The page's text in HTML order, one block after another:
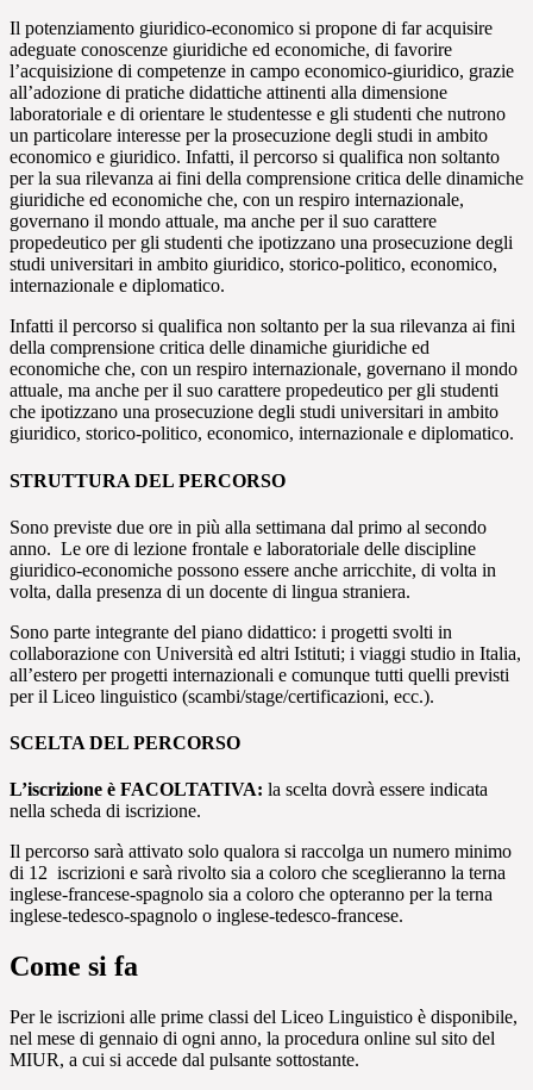
Il potenziamento giuridico-economico si propone di far acquisire
adeguate conoscenze giuridiche ed economiche, di favorire
l’acquisizione di competenze in campo economico-giuridico, grazie
all’adozione di pratiche didattiche attinenti alla dimensione
laboratoriale e di orientare le studentesse e gli studenti che nutrono
un particolare interesse per la prosecuzione degli studi in ambito
economico e giuridico. Infatti, il percorso si qualifica non soltanto
per la sua rilevanza ai fini della comprensione critica delle dinamiche
giuridiche ed economiche che, con un respiro internazionale,
governano il mondo attuale, ma anche per il suo carattere
propedeutico per gli studenti che ipotizzano una prosecuzione degli
studi universitari in ambito giuridico, storico-politico, economico,
internazionale e diplomatico.
Infatti il percorso si qualifica non soltanto per la sua rilevanza ai fini
della comprensione critica delle dinamiche giuridiche ed
economiche che, con un respiro internazionale, governano il mondo
attuale, ma anche per il suo carattere propedeutico per gli studenti
che ipotizzano una prosecuzione degli studi universitari in ambito
giuridico, storico-politico, economico, internazionale e diplomatico.
STRUTTURA DEL PERCORSO
Sono previste due ore in più alla settimana dal primo al secondo
anno. Le ore di lezione frontale e laboratoriale delle discipline
giuridico-economiche possono essere anche arricchite, di volta in
volta, dalla presenza di un docente di lingua straniera.
Sono parte integrante del piano didattico: i progetti svolti in
collaborazione con Università ed altri Istituti; i viaggi studio in Italia,
all’estero per progetti internazionali e comunque tutti quelli previsti
per il Liceo linguistico (scambi/stage/certificazioni, ecc.).
SCELTA DEL PERCORSO
L’iscrizione è FACOLTATIVA: la scelta dovrà essere indicata
nella scheda di iscrizione.
Il percorso sarà attivato solo qualora si raccolga un numero minimo
di 12 iscrizioni e sarà rivolto sia a coloro che sceglieranno la terna
inglese-francese-spagnolo sia a coloro che opteranno per la terna
inglese-tedesco-spagnolo o inglese-tedesco-francese.
Come si fa
Per le iscrizioni alle prime classi del Liceo Linguistico è disponibile,
nel mese di gennaio di ogni anno, la procedura online sul sito del
MIUR, a cui si accede dal pulsante sottostante.